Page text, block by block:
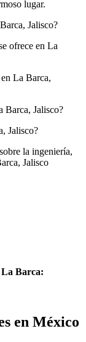
lugar.
Jalisco?
ofrece en La
La Barca,
Barca, Jalisco?
Jalisco?
la ingeniería,
Jalisco
La Barca:
en México